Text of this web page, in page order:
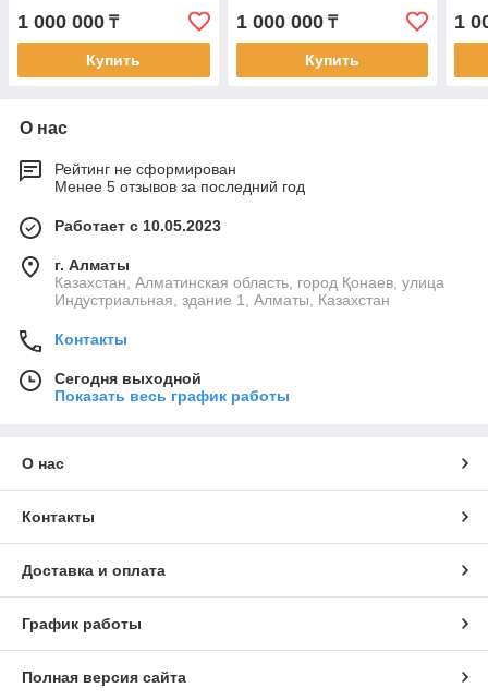
1 000 000 ₸
Купить
1 000 000₸
Купить
1
О нас
Рейтинг не сформирован
Менее 5 отзывов за последний год
Работает с 10.05.2023
г. Алматы
Казахстан, Алматинская область, город Қонаев, улица
Индустриальная, здание 1, Алматы, Казахстан
Контакты
Сегодня выходной
Показать весь график работы
О нас
Контакты
Доставка и оплата
График работы
Полная версия сайта